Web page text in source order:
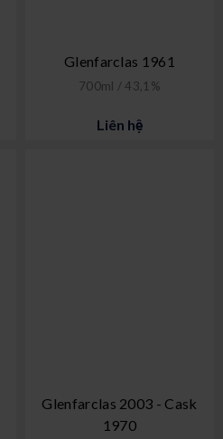
Glenfarclas 1961
700ml / 43,1%
Liên hệ
Glenfarclas 2003 - Cask
1970